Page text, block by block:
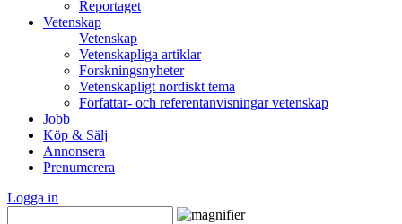
Reportaget
Vetenskap
Vetenskap
Vetenskapliga artiklar
Forskningsnyheter
Vetenskapligt nordiskt tema
Författar- och referentanvisningar vetenskap
Jobb
Köp & Sälj
Annonsera
Prenumerera
Logga in